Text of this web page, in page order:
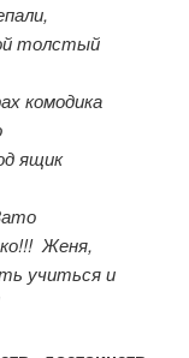
толстый
комодика
ящик
Женя,
учиться и